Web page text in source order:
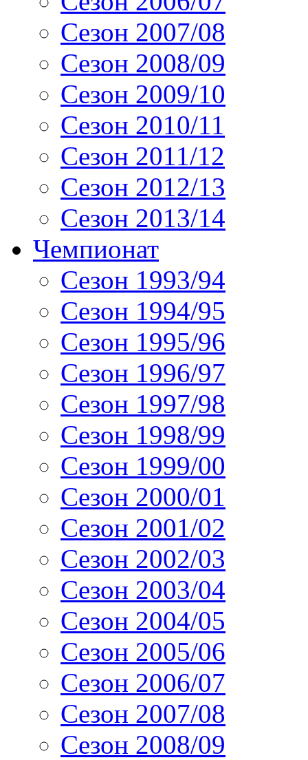
Сезон 2007/08
Сезон 2008/09
Сезон 2009/10
Сезон 2010/11
Сезон 2011/12
Сезон 2012/13
Сезон 2013/14
Чемпионат
Сезон 1993/94
Сезон 1994/95
Сезон 1995/96
Сезон 1996/97
Сезон 1997/98
Сезон 1998/99
Сезон 1999/00
Сезон 2000/01
Сезон 2001/02
Сезон 2002/03
Сезон 2003/04
Сезон 2004/05
Сезон 2005/06
Сезон 2006/07
Сезон 2007/08
Сезон 2008/09